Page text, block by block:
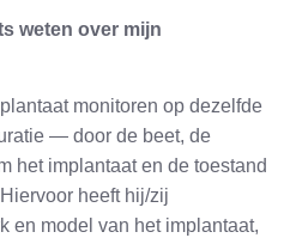
weten over mijn
monitoren op dezelfde
— door de beet, de
het implantaat en de toestand
heeft hij/zij
en model van het implantaat,